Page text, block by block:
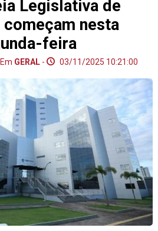
Legislativa de
começam nesta
feira
GERAL- 03/11/2025 10:21:00